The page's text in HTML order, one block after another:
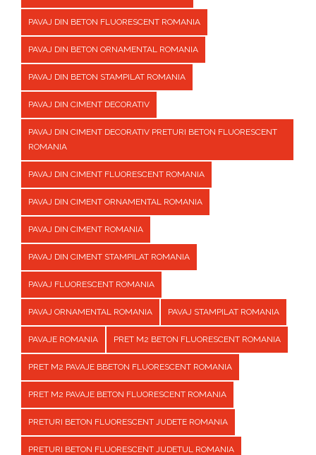
PAVAJ DIN BETON FLUORESCENT ROMANIA
PAVAJ DIN BETON ORNAMENTAL ROMANIA
PAVAJ DIN BETON STAMPILAT ROMANIA
PAVAJ DIN CIMENT DECORATIV
PAVAJ DIN CIMENT DECORATIV PRETURI BETON FLUORESCENT
ROMANIA
PAVAJ DIN CIMENT FLUORESCENT ROMANIA
PAVAJ DIN CIMENT ORNAMENTAL ROMANIA
PAVAJ DIN CIMENT ROMANIA
PAVAJ DIN CIMENT STAMPILAT ROMANIA
PAVAJ FLUORESCENT ROMANIA
PAVAJ ORNAMENTAL ROMANIA PAVAJ STAMPILAT ROMANIA
PAVAJE ROMANIA PRET M2 BETON FLUORESCENT ROMANIA
PRET M2 PAVAJE BBETON FLUORESCENT ROMANIA
PRET M2 PAVAJE BETON FLUORESCENT ROMANIA
PRETURI BETON FLUORESCENT JUDETE ROMANIA
PRETURI BETON FLUORESCENT JUDETUL ROMANIA